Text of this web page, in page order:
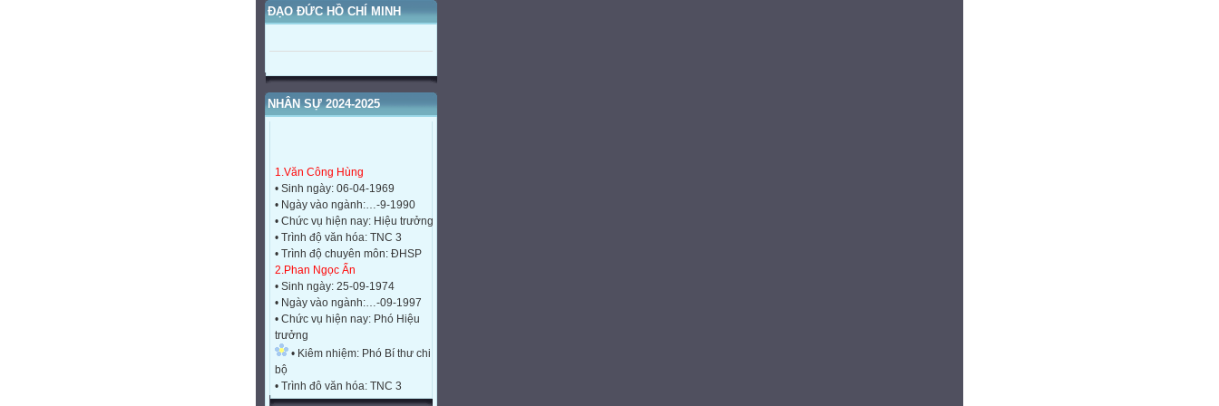
ĐẠO ĐỨC HỒ CHÍ MINH
NHÂN SỰ 2024-2025
• Sinh ngày: 06-04-1969
• Ngày vào ngành:…-9-1990
• Chức vụ hiện nay: Hiệu trưởng
• Trình độ văn hóa: TNC 3
• Trình độ chuyên môn: ĐHSP
2.Phan Ngọc Ẩn
• Sinh ngày: 25-09-1974
• Ngày vào ngành:…-09-1997
• Chức vụ hiện nay: Phó Hiệu
trưởng
• Kiêm nhiệm: Phó Bí thư chi
bộ
• Trình độ văn hóa: TNC 3
• Trình độ chuyên môn: ĐHTH
3.Nguyễn Thị Thủy